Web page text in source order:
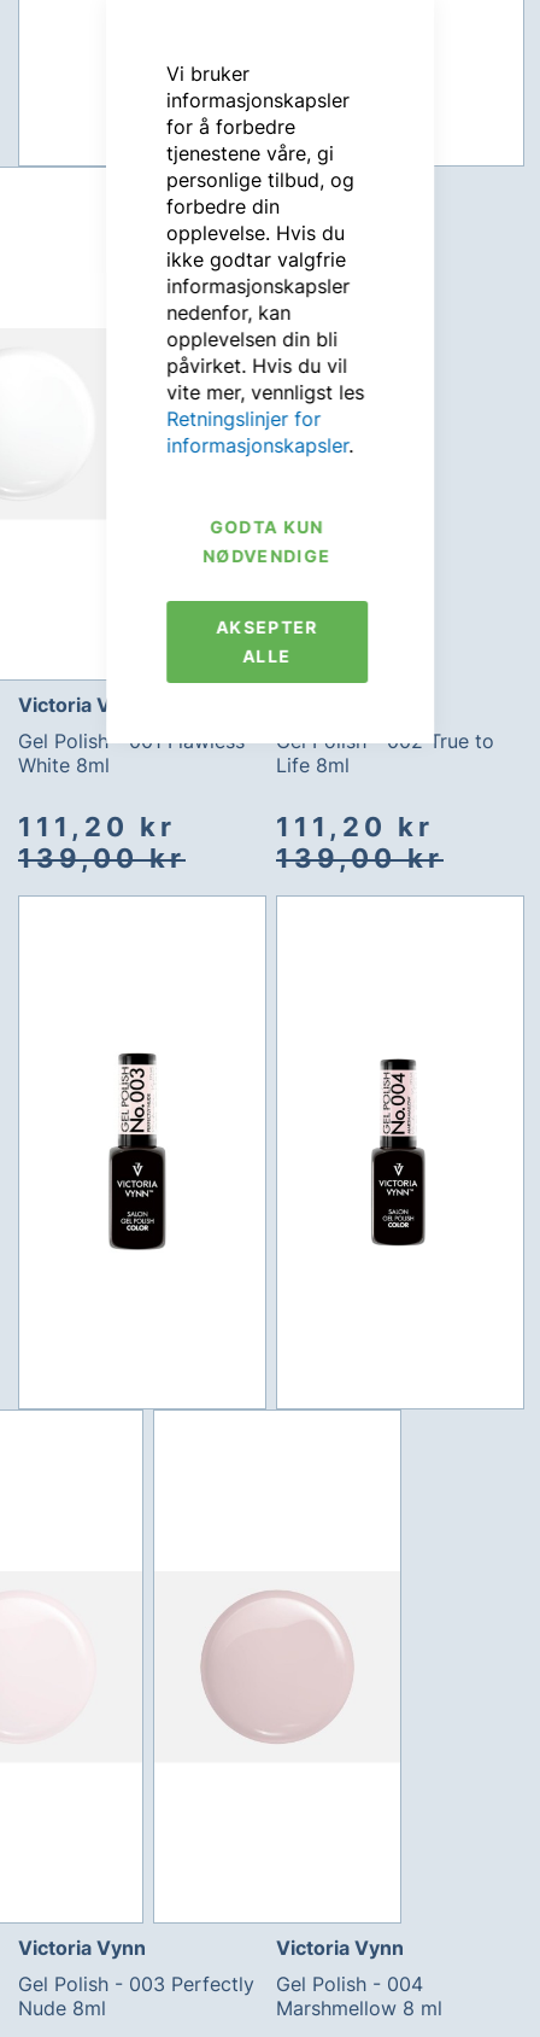
Vi bruker
informasjonskapsler
for å forbedre
tjenestene våre, gi
personlige tilbud, og
forbedre din
opplevelse. Hvis du
ikke godtar valgfrie
informasjonskapsler
nedenfor, kan
opplevelsen din bli
påvirket. Hvis du vil
vite mer, vennligst les
Retningslinjer for
informasjonskapsler.
GODTA KUN
NØDVENDIGE
AKSEPTER
ALLE
Victoria Vynn
Gel Polish - 001 Flawless
White 8ml
Spesialpris
111,20 kr
139,00 kr
Gel Polish - 002 True to
Life 8ml
Spesialpris
111,20 kr
139,00 kr
Victoria Vynn
Gel Polish - 003 Perfectly
Nude 8ml
Victoria Vynn
Gel Polish - 004
Marshmellow 8 ml